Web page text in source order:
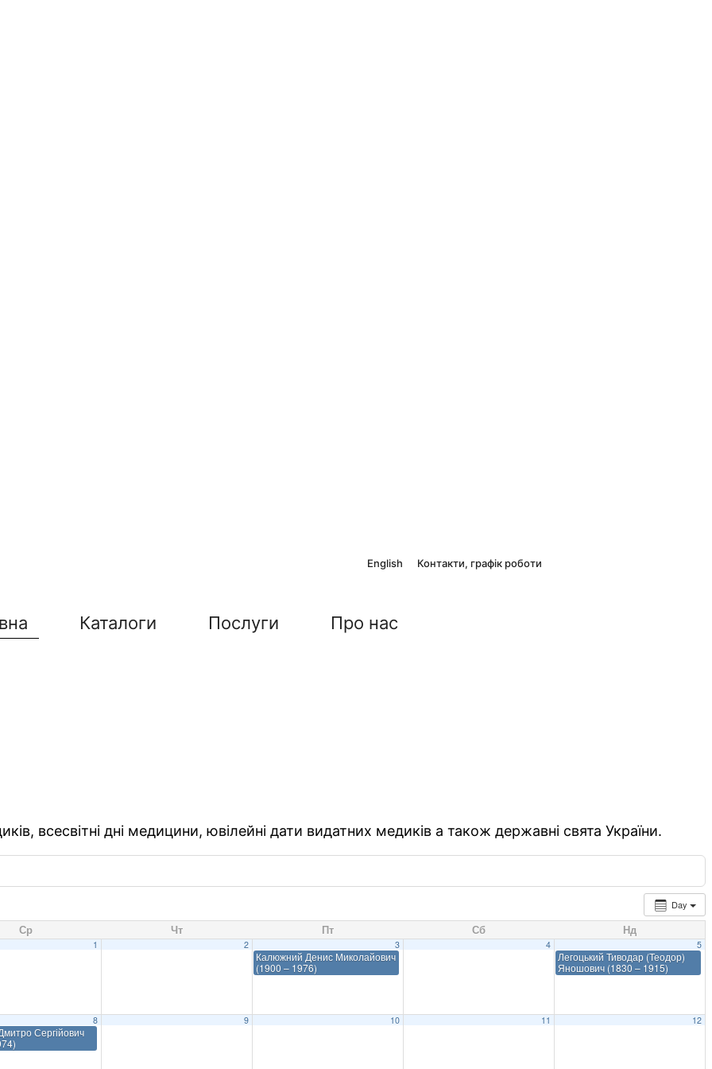
English Контакти, графік роботи
Каталоги Послуги Про нас
всесвітні дні медицини, ювілейні дати видатних медиків а також державні свята України.
Day
Ср Чт Пт Сб Нд
1 2 3
Калюжний Денис Миколайович
(1900 – 1976)
4 5
Легоцький Тиводар (Теодор)
Яношович (1830 – 1915)
8
Сергійович
9 10 11 12